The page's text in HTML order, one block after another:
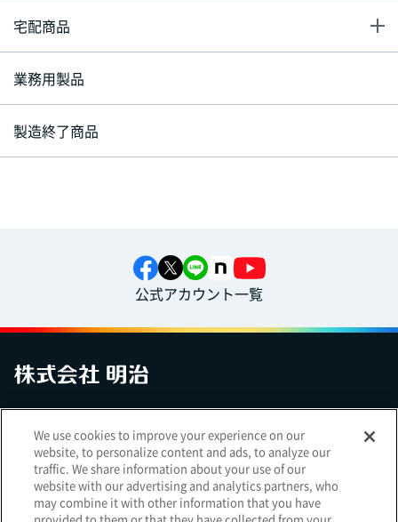
宅配商品
業務用製品
製造終了商品
公式アカウント一覧
アクセシビリティへの対応方針ご利用規約明治グループのDX
Cookie Settings
We use cookies to improve your experience on our
website, to personalize content and ads, to analyze our
traffic. We share information about your use of our
website with our advertising and analytics partners, who
may combine it with other information that you have